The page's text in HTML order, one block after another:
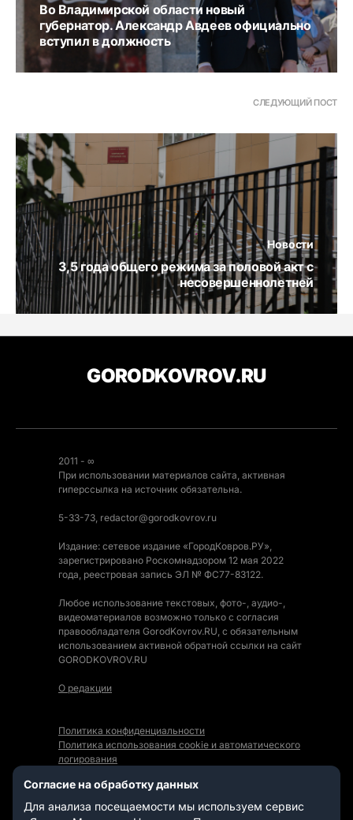
Во Владимирской области новый
губернатор. Александр Авдеев официально
вступил в должность
СЛЕДУЮЩИЙ ПОСТ
Новости
3,5 года общего режима за половой акт с
несовершеннолетней
GORODKOVROV.RU
2011 - ∞
При использовании материалов сайта, активная
гиперссылка на источник обязательна.
5-33-73, redactor@gorodkovrov.ru
Издание: сетевое издание «ГородКовров.РУ»,
зарегистрировано Роскомнадзором 12 мая 2022
года, реестровая запись ЭЛ № ФС77-83122.
Любое использование текстовых, фото-, аудио-,
видеоматериалов возможно только с согласия
правообладателя GorodKovrov.RU, с обязательным
использованием активной обратной ссылки на сайт
GORODKOVROV.RU
О редакции
Политика конфиденциальности
Политика использования cookie и автоматического
логирования
Мы в социальных сетях:
Согласие на обработку данных
Для анализа посещаемости мы используем сервис